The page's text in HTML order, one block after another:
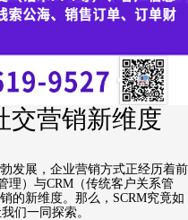
交营销新维度
发展，企业营销方式正经历着前
理）与CRM（传统客户关系管
的新维度。那么，SCRM究竟如
们一同探索。